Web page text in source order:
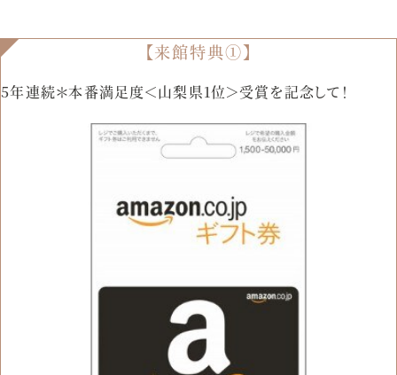
【来館特典①】
5年連続＊本番満足度＜山梨県1位＞受賞を記念して！